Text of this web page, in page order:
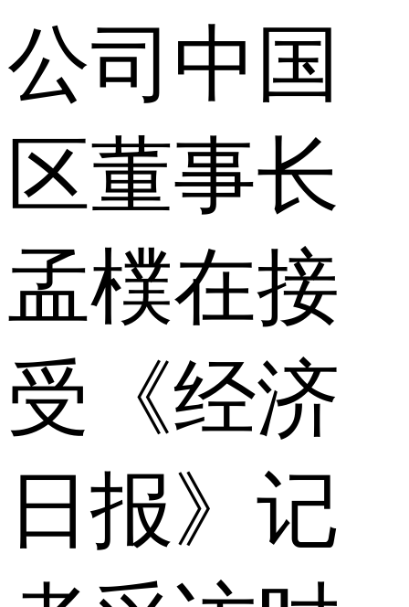
公司中国
区董事长
孟樸在接
受《经济
日报》记